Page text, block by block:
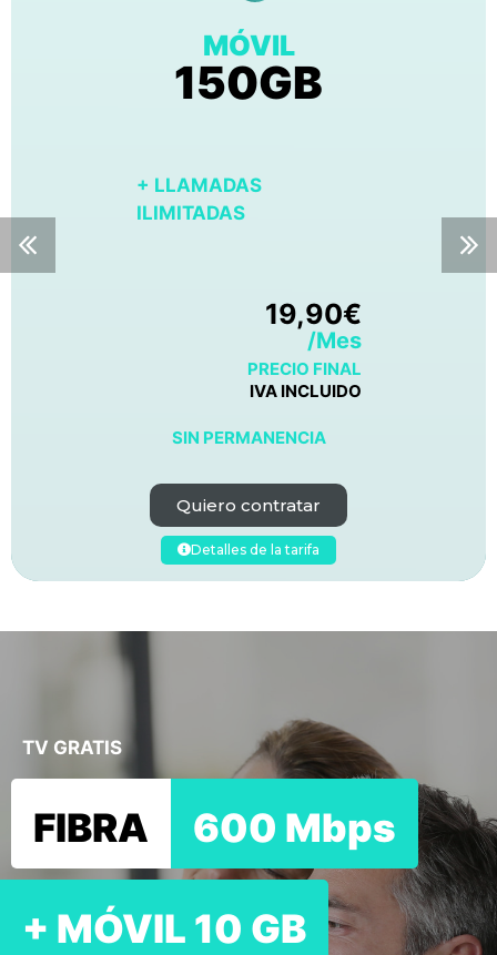
MÓVIL
150GB
+ LLAMADAS
ILIMITADAS
19,90€
/Mes
PRECIO FINAL
IVA INCLUIDO
SIN PERMANENCIA
Quiero contratar
Detalles de la tarifa
TV GRATIS
FIBRA 600 Mbps
+ MÓVIL 10 GB